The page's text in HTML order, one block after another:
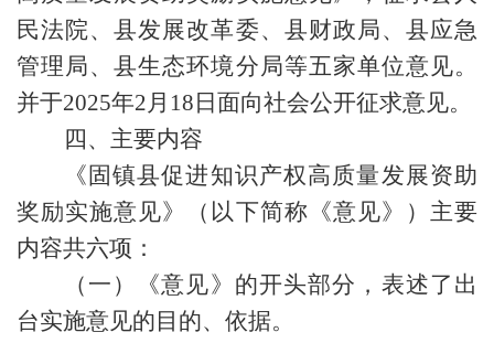
民法院、县发展改革委、县财政局、县应急
管理局、县生态环境分局等五家单位意见。
并于2025年2月18日面向社会公开征求意见。
四、主要内容
《固镇县促进知识产权高质量发展资助
奖励实施意见》（以下简称《意见》）主要
内容共六项：
（一）《意见》的开头部分，表述了出
台实施意见的目的、依据。